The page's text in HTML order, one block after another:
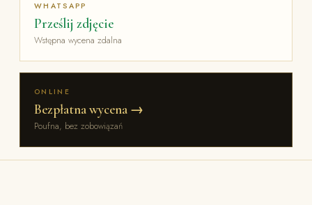
WHATSAPP
Prześlij zdjęcie
Wstępna wycena zdalna
ONLINE
Bezpłatna wycena →
Poufna, bez zobowiązań